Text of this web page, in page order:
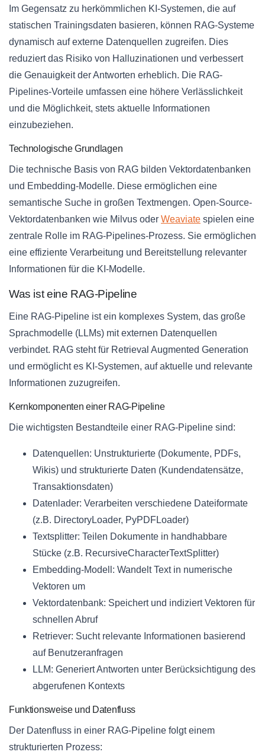
Im Gegensatz zu herkömmlichen KI-Systemen, die auf
statischen Trainingsdaten basieren, können RAG-Systeme
dynamisch auf externe Datenquellen zugreifen. Dies
reduziert das Risiko von Halluzinationen und verbessert
die Genauigkeit der Antworten erheblich. Die RAG-
Pipelines-Vorteile umfassen eine höhere Verlässlichkeit
und die Möglichkeit, stets aktuelle Informationen
einzubeziehen.
Technologische Grundlagen
Die technische Basis von RAG bilden Vektordatenbanken
und Embedding-Modelle. Diese ermöglichen eine
semantische Suche in großen Textmengen. Open-Source-
Vektordatenbanken wie Milvus oder Weaviate spielen eine
zentrale Rolle im RAG-Pipelines-Prozess. Sie ermöglichen
eine effiziente Verarbeitung und Bereitstellung relevanter
Informationen für die KI-Modelle.
Was ist eine RAG-Pipeline
Eine RAG-Pipeline ist ein komplexes System, das große
Sprachmodelle (LLMs) mit externen Datenquellen
verbindet. RAG steht für Retrieval Augmented Generation
und ermöglicht es KI-Systemen, auf aktuelle und relevante
Informationen zuzugreifen.
Kernkomponenten einer RAG-Pipeline
Die wichtigsten Bestandteile einer RAG-Pipeline sind:
Datenquellen: Unstrukturierte (Dokumente, PDFs,
Wikis) und strukturierte Daten (Kundendatensätze,
Transaktionsdaten)
Datenlader: Verarbeiten verschiedene Dateiformate
(z.B. DirectoryLoader, PyPDFLoader)
Textsplitter: Teilen Dokumente in handhabbare
Stücke (z.B. RecursiveCharacterTextSplitter)
Embedding-Modell: Wandelt Text in numerische
Vektoren um
Vektordatenbank: Speichert und indiziert Vektoren für
schnellen Abruf
Retriever: Sucht relevante Informationen basierend
auf Benutzeranfragen
LLM: Generiert Antworten unter Berücksichtigung des
abgerufenen Kontexts
Funktionsweise und Datenfluss
Der Datenfluss in einer RAG-Pipeline folgt einem
strukturierten Prozess: